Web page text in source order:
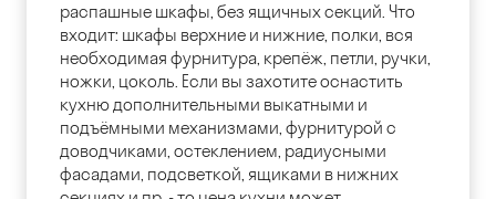
распашные шкафы, без ящичных секций. Что
входит: шкафы верхние и нижние, полки, вся
необходимая фурнитура, крепёж, петли, ручки,
ножки, цоколь. Если вы захотите оснастить
кухню дополнительными выкатными и
подъёмными механизмами, фурнитурой с
доводчиками, остеклением, радиусными
фасадами, подсветкой, ящиками в нижних